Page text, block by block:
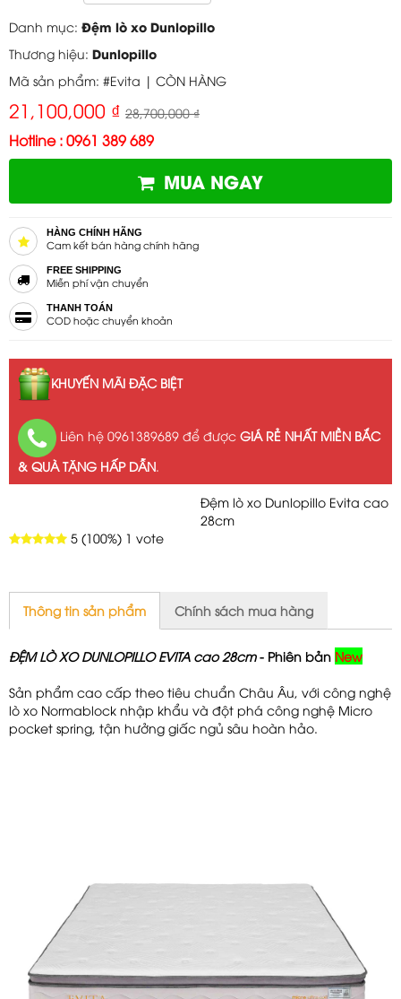
Danh mục: Đệm lò xo Dunlopillo
Thương hiệu: Dunlopillo
Mã sản phẩm: #Evita | CÒN HÀNG
21,100,000 ₫ 28,700,000 ₫
Hotline : 0961 389 689
MUA NGAY
HÀNG CHÍNH HÃNG
Cam kết bán hàng chính hãng
FREE SHIPPING
Miễn phí vận chuyển
THANH TOÁN
COD hoặc chuyển khoản
KHUYẾN MÃI ĐẶC BIỆT
Liên hệ 0961389689 để được GIÁ RẺ NHẤT MIỀN BẮC
& QUÀ TẶNG HẤP DẪN.
Đệm lò xo Dunlopillo Evita cao
28cm
5 (100%) 1 vote
Thông tin sản phẩm Chính sách mua hàng
ĐỆM LÒ XO DUNLOPILLO EVITA cao 28cm- Phiên bản New
Sản phẩm cao cấp theo tiêu chuẩn Châu Âu, với công nghệ
lò xo Normablock nhập khẩu và đột phá công nghệ Micro
pocket spring, tận hưởng giấc ngủ sâu hoàn hảo.